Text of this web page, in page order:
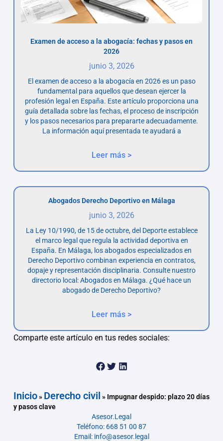
Examen de acceso a la abogacía: fechas y pasos en
2026
junio 3, 2026
El examen de acceso a la abogacía en 2026 es un paso
fundamental para aquellos que desean ejercer la
profesión legal en España. Este artículo proporciona una
guía detallada sobre las fechas, el proceso de inscripción
y los pasos necesarios para prepararte adecuadamente.
La información aquí presentada te ayudará a
Leer más >
Abogados Derecho Deportivo en Málaga
junio 3, 2026
La Ley 10/1990, de 15 de octubre, del Deporte establece
el marco legal que regula la actividad deportiva en
España. En Málaga, los abogados especializados en
Derecho Deportivo combinan experiencia en contratos,
dopaje y representación disciplinaria. Consulte nuestro
directorio local: Abogados en Málaga. ¿Qué hace un
abogado de Derecho Deportivo?
Leer más >
Comparte este artículo en tus redes sociales:
Inicio» Derecho civil » Impugnar despido: plazo 20 días
y pasos clave
Asesor.Legal
Teléfono: 668 51 00 87
Email: info@asesor.legal